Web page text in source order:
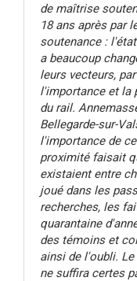
de maîtrise
18 ans après par
soutenance :
a beaucoup
leurs vecteurs,
l'importance et la
du rail.
Bellegarde-sur-
l'importance de
proximité faisait
existaient entre
joué dans les
recherches, les
quarantaine
des témoins et
ainsi de l'oubli.
ne suffira certes